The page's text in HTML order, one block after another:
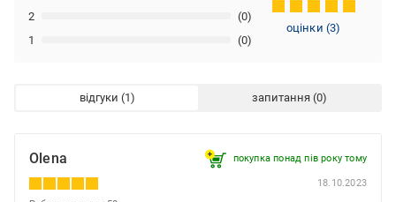
1 (0)
2 (0)
оцінки(3)
відгуки запитання
Olena покупка понад пів року тому
18.10.2023